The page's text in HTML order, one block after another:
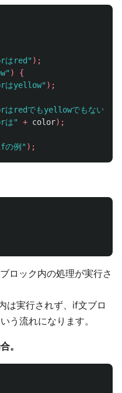
はred" );
)
{
はyellow" );
redでもyellowでもない"
は" + color);
例" );
ロック内の処理が実行さ
は実行されず、if文ブロ
う流れになります。
。